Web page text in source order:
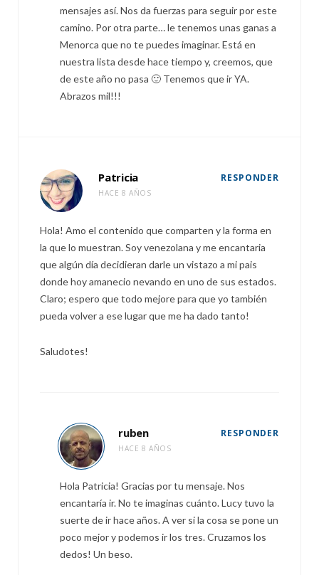
mensajes así. Nos da fuerzas para seguir por este
camino. Por otra parte… le tenemos unas ganas a
Menorca que no te puedes imaginar. Está en
nuestra lista desde hace tiempo y, creemos, que
de este año no pasa 🙂 Tenemos que ir YA.
Abrazos mil!!!
Patricia
HACE 8 AÑOS
RESPONDER
Hola! Amo el contenido que comparten y la forma en
la que lo muestran. Soy venezolana y me encantaria
que algún día decidieran darle un vistazo a mi pais
donde hoy amanecio nevando en uno de sus estados.
Claro; espero que todo mejore para que yo también
pueda volver a ese lugar que me ha dado tanto!
Saludotes!
ruben
HACE 8 AÑOS
RESPONDER
Hola Patricia! Gracias por tu mensaje. Nos
encantaría ir. No te imaginas cuánto. Lucy tuvo la
suerte de ir hace años. A ver si la cosa se pone un
poco mejor y podemos ir los tres. Cruzamos los
dedos! Un beso.